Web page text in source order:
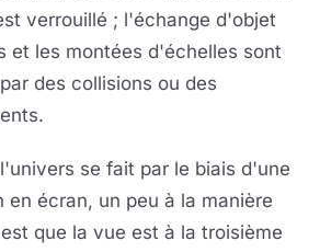
verrouillé ; l'échange d'objet
et les montées d'échelles sont
des collisions ou des
se fait par le biais d'une
écran, un peu à la manière
que la vue est à la troisième